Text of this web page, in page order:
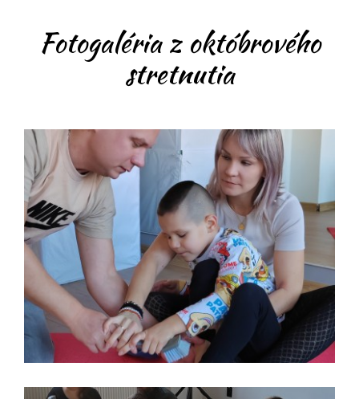
Fotogaléria z októbrového
stretnutia